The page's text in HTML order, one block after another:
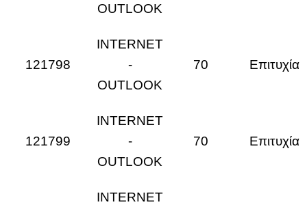
OUTLOOK
121798
INTERNET
-
OUTLOOK
70 Επιτυχία
121799
INTERNET
-
OUTLOOK
70 Επιτυχία
INTERNET